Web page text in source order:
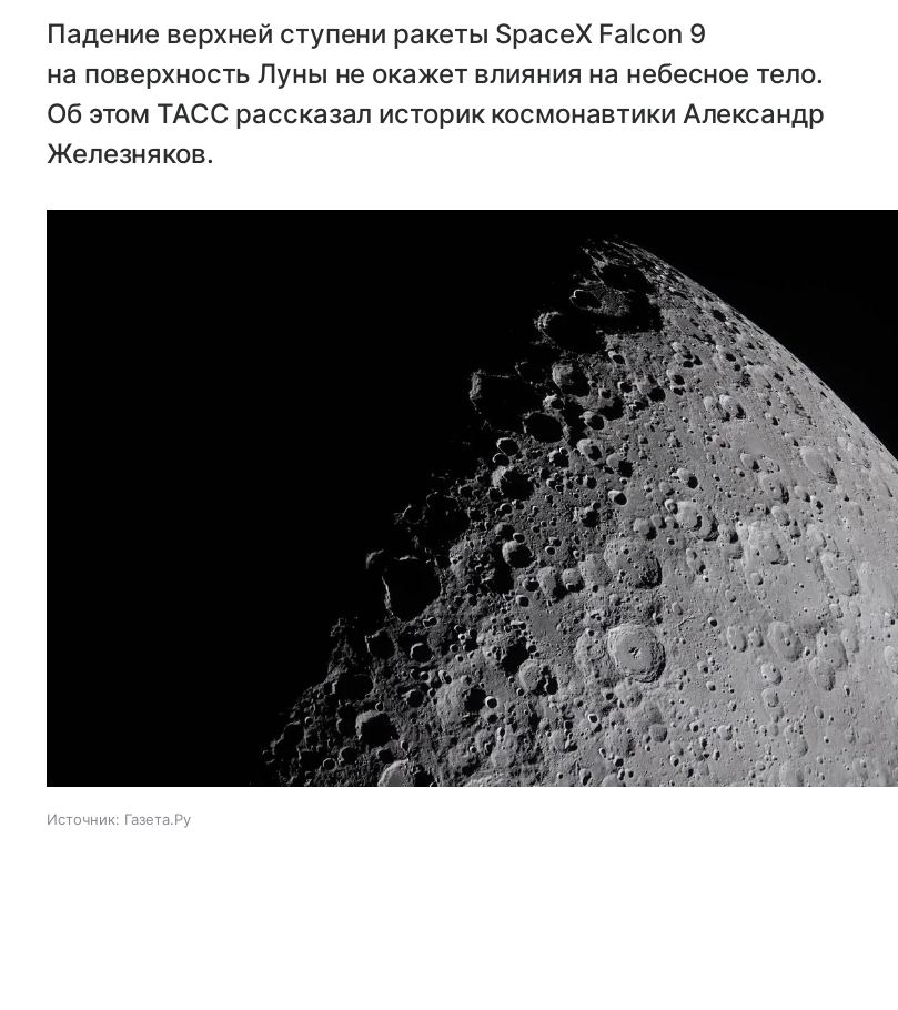
Падение верхней ступени ракеты SpaceX Falcon 9
на поверхность Луны не окажет влияния на небесное тело.
Об этом ТАСС рассказал историк космонавтики Александр
Железняков.
Источник: Газета.Ру